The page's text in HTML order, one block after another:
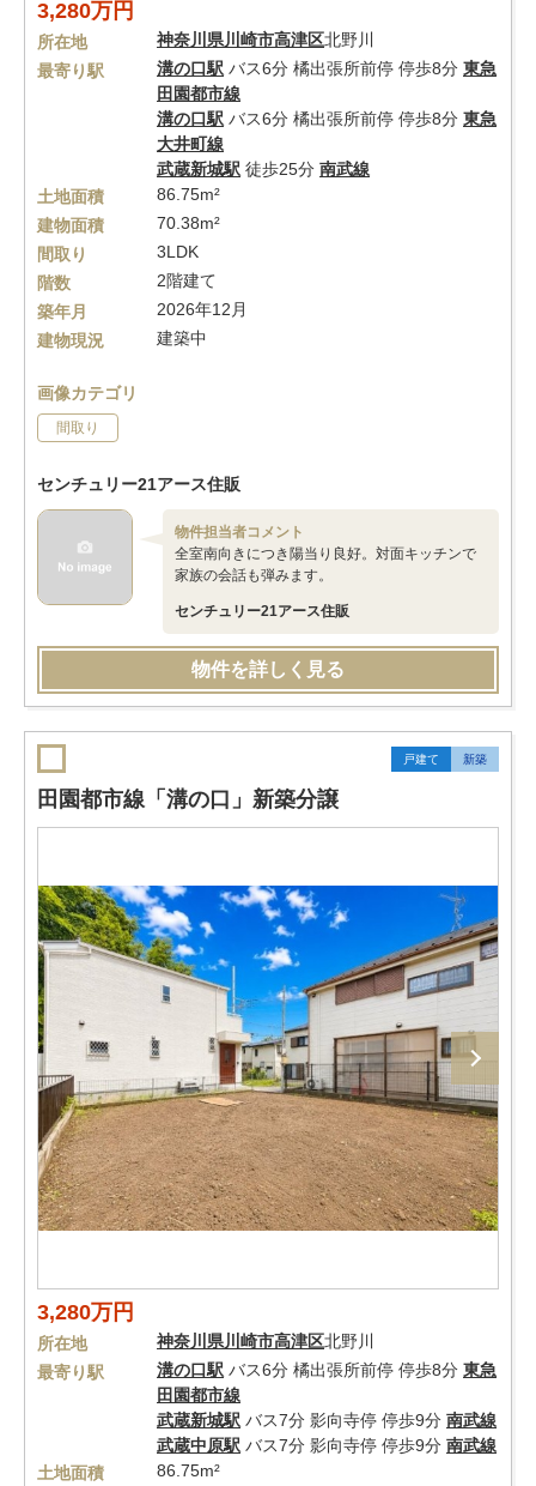
3,280万円
所在地 神奈川県川崎市高津区北野川
最寄り駅
溝の口駅 バス6分 橘出張所前停 停歩8分 東急
田園都市線
溝の口駅 バス6分 橘出張所前停 停歩8分 東急
大井町線
武蔵新城駅 徒歩25分 南武線
土地面積
86.75m²
建物面積
70.38m²
間取り
3LDK
階数
2階建て
築年月
2026年12月
建物現況
建築中
画像カテゴリ
間取り
センチュリー21アース住販
物件担当者コメント
全室南向きにつき陽当り良好。対面キッチンで
家族の会話も弾みます。
センチュリー21アース住販
物件を詳しく見る
戸建て 新築
田園都市線「溝の口」新築分譲
3,280万円
所在地 神奈川県川崎市高津区北野川
最寄り駅
溝の口駅 バス6分 橘出張所前停 停歩8分 東急
田園都市線
武蔵新城駅 バス7分 影向寺停 停歩9分 南武線
武蔵中原駅 バス7分 影向寺停 停歩9分 南武線
土地面積
86.75m²